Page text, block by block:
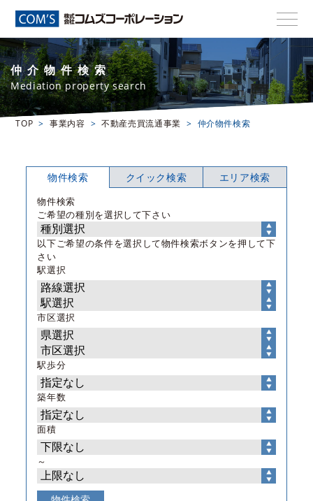
仲介物件検索
Mediation property search
TOP 事業内容 不動産売買流通事業 仲介物件検索
物件検索
物件検索
ご希望の種別を選択して下さい
以下ご希望の条件を選択して物件検索ボタンを押して下
さい
駅選択
市区選択
駅歩分
築年数
面積
～
クイック検索 エリア検索